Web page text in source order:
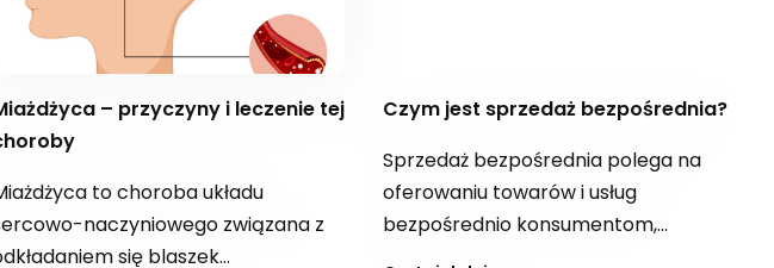
– przyczyny i leczenie tej
to choroba układu
naczyniowego związana z
się blaszek
Czym jest sprzedaż bezpośrednia?
Sprzedaż bezpośrednia polega na
oferowaniu towarów i usług
bezpośrednio konsumentom,